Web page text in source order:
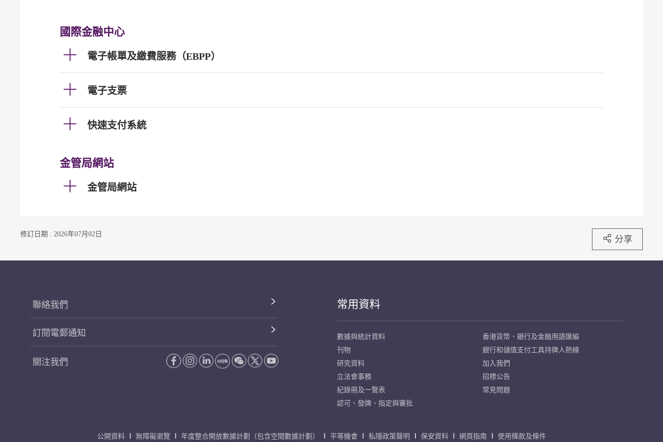
國際金融中心
電子帳單及繳費服務（EBPP）
電子支票
快速支付系統
金管局網站
金管局網站
修訂日期 : 2026年07月02日 分享
聯絡我們
訂閱電郵通知
關注我們
常用資料
數據與統計資料
刊物
研究資料
立法會事務
紀錄冊及一覽表
認可、發牌、指定與審批
香港貨幣、銀行及金融用語匯編
銀行和儲值支付工具持牌人熱線
加入我們
招標公告
常見問題
公開資料 無障礙瀏覽 年度整合開放數據計劃（包含空間數據計劃） 平等機會 私隱政策聲明 保安資料 網頁指南 使用條款及條件